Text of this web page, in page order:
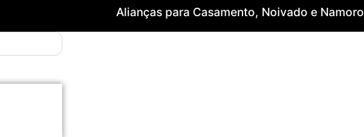
Alianças para Casamento, Noivado e Namoro